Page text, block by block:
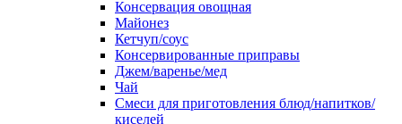
Консервация овощная
Майонез
Кетчуп/соус
Консервированные приправы
Джем/варенье/мед
Чай
Смеси для приготовления блюд/напитков/
киселей